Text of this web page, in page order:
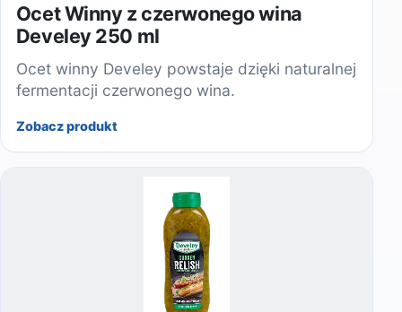
Ocet Winny z czerwonego wina
Develey 250 ml
Ocet winny Develey powstaje dzięki naturalnej
fermentacji czerwonego wina.
Zobacz produkt